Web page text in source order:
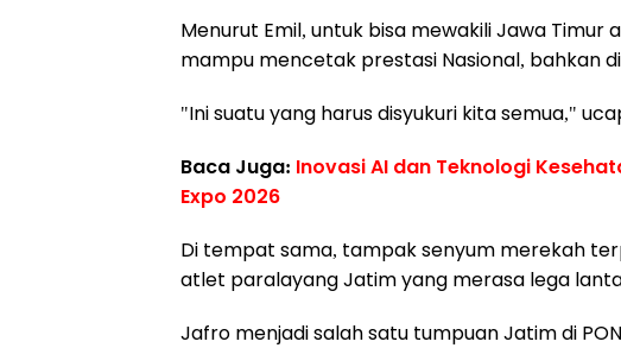
Menurut Emil, untuk bisa mewakili Jawa
mampu mencetak prestasi Nasional, bahkan
"Ini suatu yang harus disyukuri kita semua,"
Baca Juga: Inovasi AI dan Teknologi
Expo 2026
Di tempat sama, tampak senyum merekah
atlet paralayang Jatim yang merasa lega
Jafro menjadi salah satu tumpuan Jatim di